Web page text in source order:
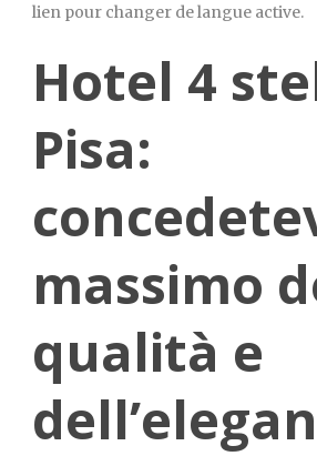
lien pour changer de langue active.
Hotel 4
Pisa:
massimo
qualità e